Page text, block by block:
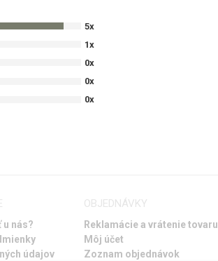
5x
1x
0x
0x
0x
u nás?
údajov
OBJEDNÁVKY
Reklamácie a vrátenie tovaru
Môj účet
Zoznam objednávok